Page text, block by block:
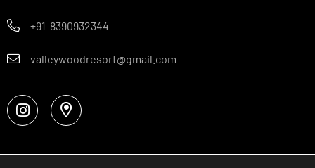
+91-8390932344
valleywoodresort@gmail.com